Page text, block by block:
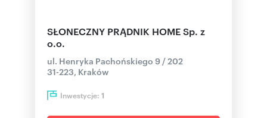
SŁONECZNY PRĄDNIK HOME Sp. z
o.o.
ul. Henryka Pachońskiego 9 / 202
31-223, Kraków
Inwestycje: 1